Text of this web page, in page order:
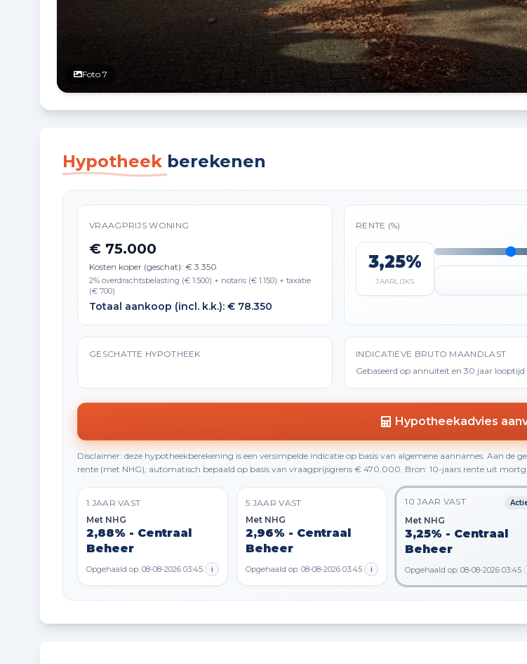
Foto 7
Hypotheek berekenen
VRAAGPRIJS WONING
€ 75.000
Kosten koper (geschat): € 3.350
2% overdrachtsbelasting (€ 1.500) + notaris (€ 1.150) + taxatie
(€ 700)
Totaal aankoop (incl. k.k.): € 78.350
RENTE (%)
3,25%
JAARLIJKS
GESCHATTE HYPOTHEEK
INDICATIEVE BRUTO MAANDLAST
Gebaseerd op annuïteit en 30 jaar looptijd
Hypotheekadvies
Disclaimer: deze hypotheekberekening is een versimpelde indicatie op basis van algemene aannames. Aan
rente (met NHG), automatisch bepaald op basis van vraagprijsgrens € 470.000. Bron: 10-jaars rente uit
1 JAAR VAST
Met NHG
2,88% - Centraal
Beheer
Opgehaald op: 08-08-2026 03:45 i
5 JAAR VAST
Met NHG
2,96% - Centraal
Beheer
Opgehaald op: 08-08-2026 03:45 i
10 JAAR VAST
Met NHG
3,25% - Centraal
Beheer
Opgehaald op: 08-08-2026 03:45